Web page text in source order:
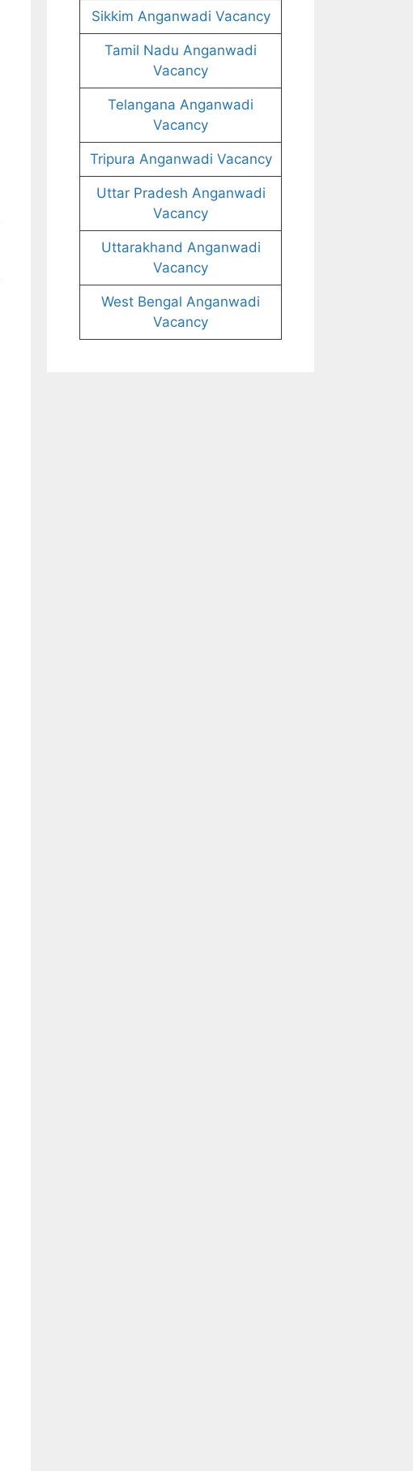
Sikkim Anganwadi Vacancy
Tamil Nadu Anganwadi
Vacancy
Telangana Anganwadi
Vacancy
Tripura Anganwadi Vacancy
Uttar Pradesh Anganwadi
Vacancy
Uttarakhand Anganwadi
Vacancy
West Bengal Anganwadi
Vacancy